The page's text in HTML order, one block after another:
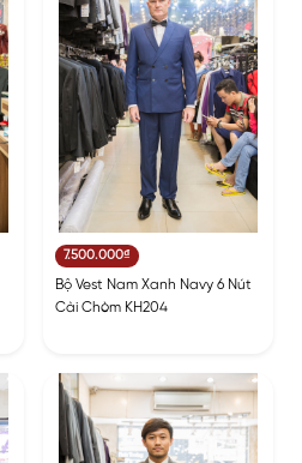
7.500.000₫
Bộ Vest Nam Xanh Navy 6 Nút
Cài Chòm KH204